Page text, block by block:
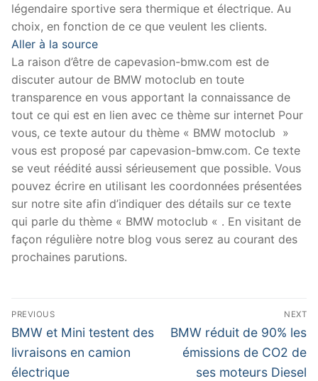
légendaire sportive sera thermique et électrique. Au
choix, en fonction de ce que veulent les clients.
Aller à la source
La raison d’être de capevasion-bmw.com est de
discuter autour de BMW motoclub en toute
transparence en vous apportant la connaissance de
tout ce qui est en lien avec ce thème sur internet Pour
vous, ce texte autour du thème « BMW motoclub »
vous est proposé par capevasion-bmw.com. Ce texte
se veut réédité aussi sérieusement que possible. Vous
pouvez écrire en utilisant les coordonnées présentées
sur notre site afin d’indiquer des détails sur ce texte
qui parle du thème « BMW motoclub « . En visitant de
façon régulière notre blog vous serez au courant des
prochaines parutions.
Navigation
de
l’article
PREVIOUS
Previous
post:
BMW et Mini testent des
livraisons en camion
électrique
NEXT
Next
post:
BMW réduit de 90% les
émissions de CO2 de
ses moteurs Diesel